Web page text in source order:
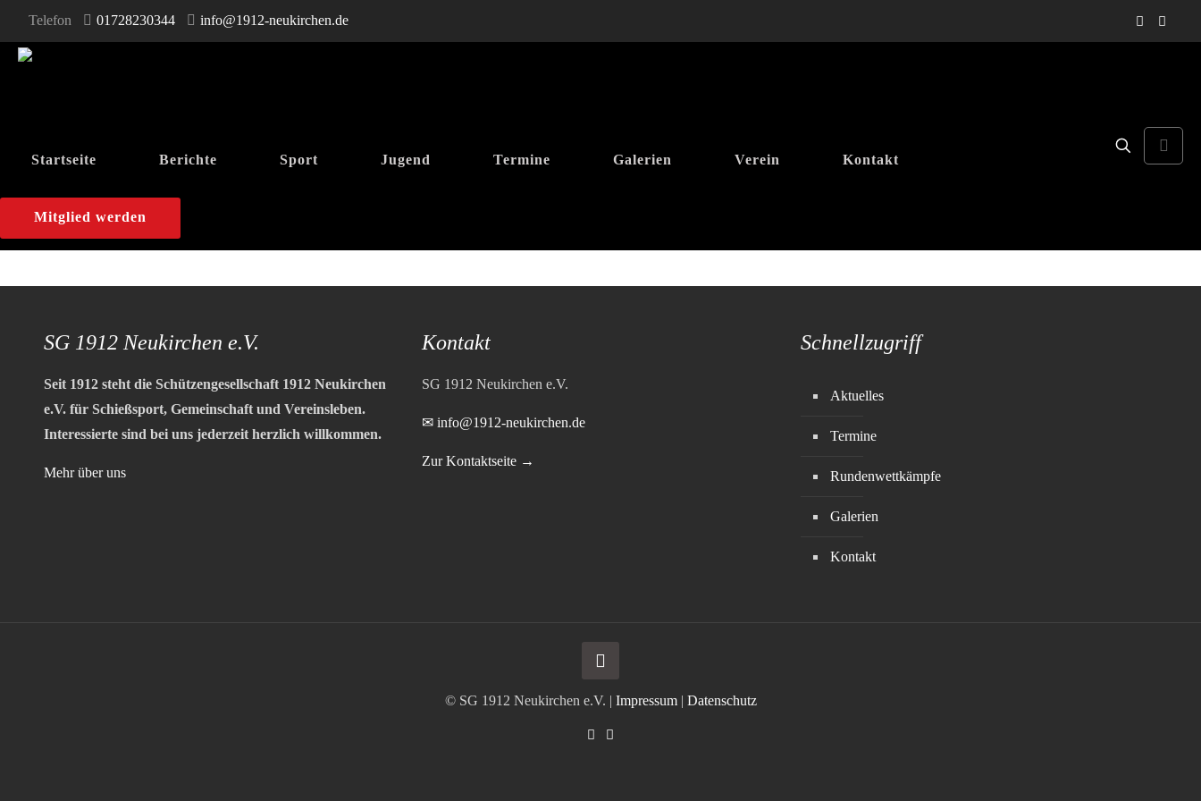
Telefon 01728230344 info@1912-neukirchen.de
Startseite Berichte Sport Jugend Termine Galerien Verein Kontakt
Mitglied werden
SG 1912 Neukirchen e.V.
Seit 1912 steht die Schützengesellschaft 1912 Neukirchen
e.V. für Schießsport, Gemeinschaft und Vereinsleben.
Interessierte sind bei uns jederzeit herzlich willkommen.
Mehr über uns
Kontakt
SG 1912 Neukirchen e.V.
✉ info@1912-neukirchen.de
Zur Kontaktseite →
Schnellzugriff
Aktuelles
Termine
Rundenwettkämpfe
Galerien
Kontakt
© SG 1912 Neukirchen e.V. | Impressum| Datenschutz